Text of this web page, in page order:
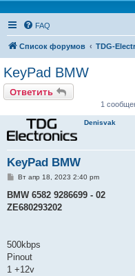
FAQ
Список форумов TDG-
KeyPad BMW
Ответить
1
Denisvak
KeyPad BMW
С
о
щ
е
Вт апр 18, 2023 2:40 pm
BMW 6582 9286699 - 02
ZE680293202
500kbps
Pinout
1 +12v